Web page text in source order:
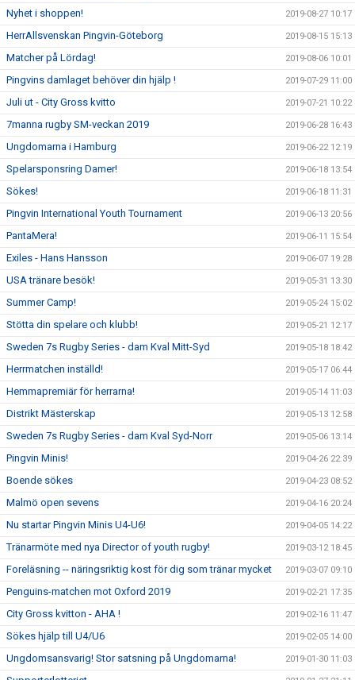
Nyhet i shoppen! 2019-08-27 10:17
HerrAllsvenskan Pingvin-Göteborg 2019-08-15 15:13
Matcher på Lördag! 2019-08-06 10:01
Pingvins damlaget behöver din hjälp ! 2019-07-29 11:00
Juli ut - City Gross kvitto 2019-07-21 10:22
7manna rugby SM-veckan 2019 2019-06-28 16:43
Ungdomarna i Hamburg 2019-06-22 12:19
Spelarsponsring Damer! 2019-06-18 13:54
Sökes! 2019-06-18 11:31
Pingvin International Youth Tournament 2019-06-13 20:56
PantaMera! 2019-06-11 15:54
Exiles - Hans Hansson 2019-06-07 19:28
USA tränare besök! 2019-05-31 13:30
Summer Camp! 2019-05-24 15:02
Stötta din spelare och klubb! 2019-05-21 12:17
Sweden 7s Rugby Series - dam Kval Mitt-Syd 2019-05-18 18:42
Herrmatchen inställd! 2019-05-17 06:44
Hemmapremiär för herrarna! 2019-05-14 11:03
Distrikt Mästerskap 2019-05-13 12:58
Sweden 7s Rugby Series - dam Kval Syd-Norr 2019-05-06 13:14
Pingvin Minis! 2019-04-26 22:39
Boende sökes 2019-04-23 08:52
Malmö open sevens 2019-04-16 20:24
Nu startar Pingvin Minis U4-U6! 2019-04-05 14:22
Tränarmöte med nya Director of youth rugby! 2019-03-12 18:45
Foreläsning -- näringsriktig kost för dig som tränar mycket 2019-03-07 09:10
Penguins-matchen mot Oxford 2019 2019-02-21 17:35
City Gross kvitton - AHA ! 2019-02-16 11:47
Sökes hjälp till U4/U6 2019-02-05 14:00
Ungdomsansvarig! Stor satsning på Ungdomarna! 2019-01-30 11:03